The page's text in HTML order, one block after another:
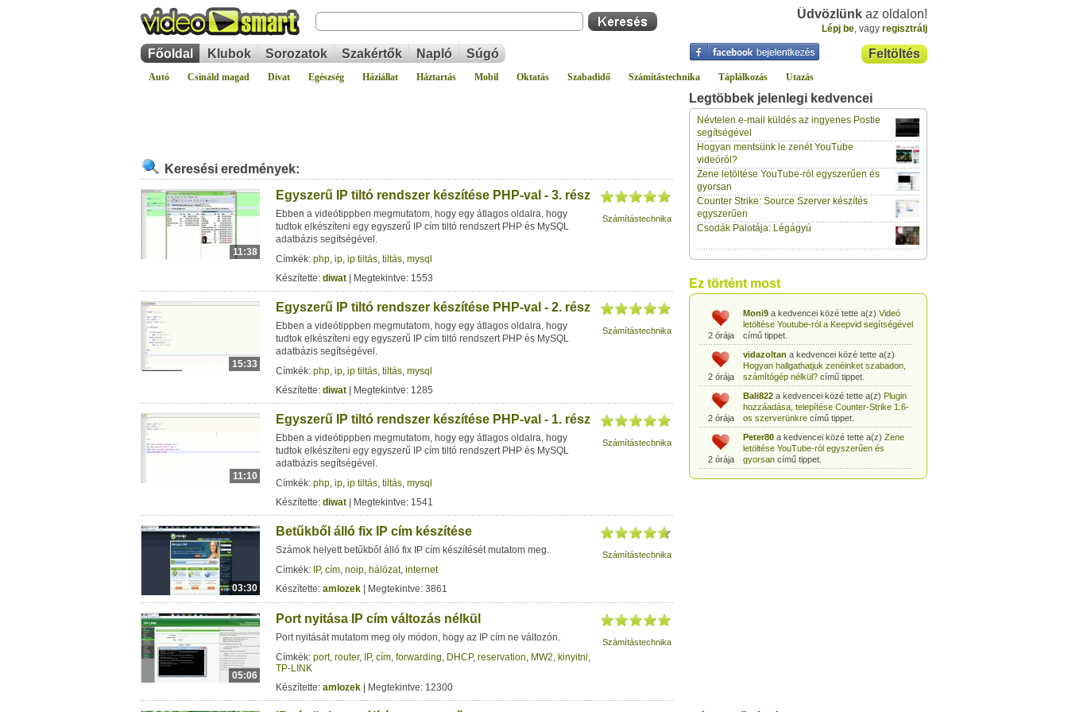
Üdvözlünk az oldalon!
Lépj be, vagy regisztrálj
Feltöltés
Főoldal Klubok Sorozatok Szakértők Napló Súgó
Autó Csináld magad Divat Egészség Háziállat Háztartás Mobil Oktatás Szabadidő Számítástechnika Táplálkozás Utazás
Keresési eredmények:
11:38
Egyszerű IP tiltó rendszer készítése PHP-val - 3. rész
Ebben a videótippben megmutatom, hogy egy átlagos oldalra, hogy
tudtok elkészíteni egy egyszerű IP cím tiltó rendszert PHP és MySQL
adatbázis segítségével.
Címkék: php, ip, ip tiltás, tiltás, mysql
Készítette: diwat | Megtekintve: 1553
Számítástechnika
15:33
Egyszerű IP tiltó rendszer készítése PHP-val - 2. rész
Ebben a videótippben megmutatom, hogy egy átlagos oldalra, hogy
tudtok elkészíteni egy egyszerű IP cím tiltó rendszert PHP és MySQL
adatbázis segítségével.
Címkék: php, ip, ip tiltás, tiltás, mysql
Készítette: diwat | Megtekintve: 1285
Számítástechnika
11:10
Egyszerű IP tiltó rendszer készítése PHP-val - 1. rész
Ebben a videótippben megmutatom, hogy egy átlagos oldalra, hogy
tudtok elkészíteni egy egyszerű IP cím tiltó rendszert PHP és MySQL
adatbázis segítségével.
Címkék: php, ip, ip tiltás, tiltás, mysql
Készítette: diwat | Megtekintve: 1541
Számítástechnika
03:30
Betűkből álló fix IP cím készítése
Számok helyett betűkből álló fix IP cím készítését mutatom meg.
Címkék: IP, cím, noip, hálózat, internet
Készítette: amlozek | Megtekintve: 3861
Számítástechnika
05:06
Port nyitása IP cím változás nélkül
Port nyitását mutatom meg oly módon, hogy az IP cím ne változón.
Címkék: port, router, IP, cím, forwarding, DHCP, reservation, MW2, kinyitni,
TP-LINK
Készítette: amlozek | Megtekintve: 12300
Számítástechnika
Legtöbbek jelenlegi kedvencei
Névtelen e-mail küldés az ingyenes Postie
segítségével
Hogyan mentsünk le zenét YouTube
videóról?
Zene letöltése YouTube-ról egyszerűen és
gyorsan
Counter Strike: Source Szerver készítés
egyszerűen
Csodák Palotája: Légágyú
Ez történt most
2 órája
gabor733a kedvencei közé tette a(z)
Leopárdgekkó-etetés egyszerű csipesszel
című tippet.
2 órája
gabor733a kedvencei közé tette a(z)
című tippet.
2 órája
Hogyan készítsünk fűszeres-paradicsomos
pennét?
2 órája
gabor733a kedvencei közé tette a(z)
hónapos kortólcímű tippet.
2 órája
Babakonyha - Alma-banán püré készítése
egyszerűencímű tippet.
2 órája
Moni9a kedvencei közé tette a(z) Videó
letöltése Youtube-ról a Keepvid segítségével
című tippet.
2 órája
vidazoltan a kedvencei közé tette a(z)
Hogyan hallgathatjuk zenéinket szabadon,
számítógép nélkül?című tippet.
2 órája
Bali822a kedvencei közé tette a(z) Plugin
hozzáadása, telepítése Counter-Strike 1.6-
os szerverünkrecímű tippet.
2 órája
Peter80a kedvencei közé tette a(z) Zene
letöltése YouTube-ról egyszerűen és
gyorsancímű tippet.
Heni77a kedvencei közé tette a(z)Counter